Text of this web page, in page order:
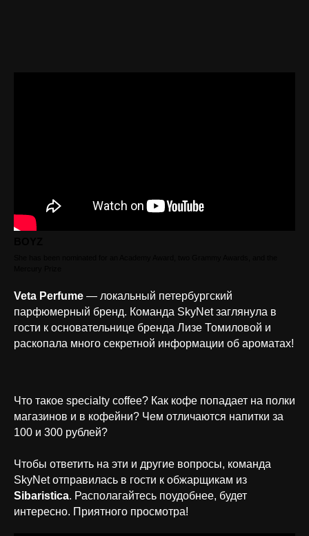
Veta Perfume — локальный петербургский
парфюмерный бренд. Команда SkyNet заглянула в
гости к основательнице бренда Лизе Томиловой и
раскопала много секретной информации об ароматах!
Что такое specialty coffee? Как кофе попадает на полки
магазинов и в кофейни? Чем отличаются напитки за
100 и 300 рублей?
Чтобы ответить на эти и другие вопросы, команда
SkyNet отправилась в гости к обжарщикам из
Sibaristica. Располагайтесь поудобнее, будет
интересно. Приятного просмотра!